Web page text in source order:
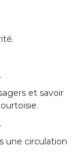
et savoir
une circulation